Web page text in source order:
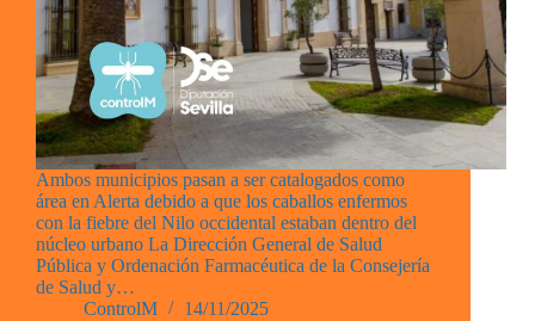
Ambos municipios pasan a ser catalogados como
área en Alerta debido a que los caballos enfermos
con la fiebre del Nilo occidental estaban dentro del
núcleo urbano La Dirección General de Salud
Pública y Ordenación Farmacéutica de la Consejería
de Salud y…
ControlM
14/11/2025